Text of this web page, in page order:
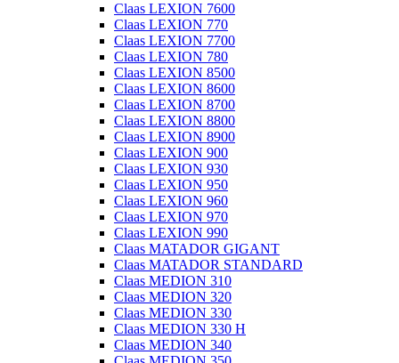
Claas LEXION 7600
Claas LEXION 770
Claas LEXION 7700
Claas LEXION 780
Claas LEXION 8500
Claas LEXION 8600
Claas LEXION 8700
Claas LEXION 8800
Claas LEXION 8900
Claas LEXION 900
Claas LEXION 930
Claas LEXION 950
Claas LEXION 960
Claas LEXION 970
Claas LEXION 990
Claas MATADOR GIGANT
Claas MATADOR STANDARD
Claas MEDION 310
Claas MEDION 320
Claas MEDION 330
Claas MEDION 330 H
Claas MEDION 340